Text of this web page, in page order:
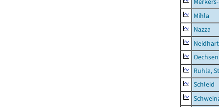
Mihla
Nazza
Oechsen
Ruhla,
Schleid